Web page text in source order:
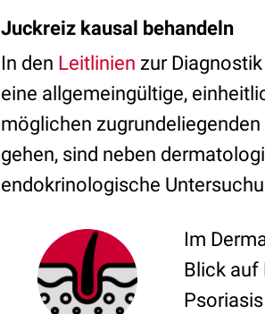
Juckreiz kausal behandeln
In den Leitlinien zur
eine allgemeingültige,
möglichen
gehen, sind neben
endokrinologische
Im
Blick auf